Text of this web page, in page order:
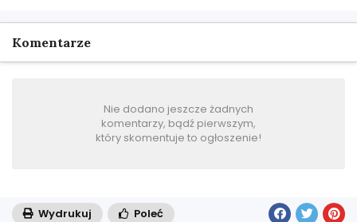
Komentarze
Nie dodano jeszcze żadnych
komentarzy, bądź pierwszym,
który skomentuje to ogłoszenie!
Wydrukuj Poleć